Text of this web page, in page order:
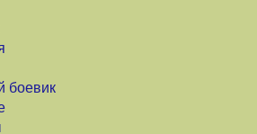
боевик